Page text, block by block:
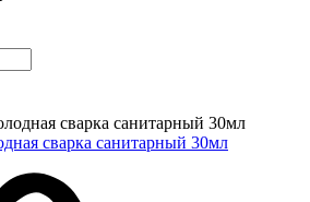
сварка санитарный 30мл